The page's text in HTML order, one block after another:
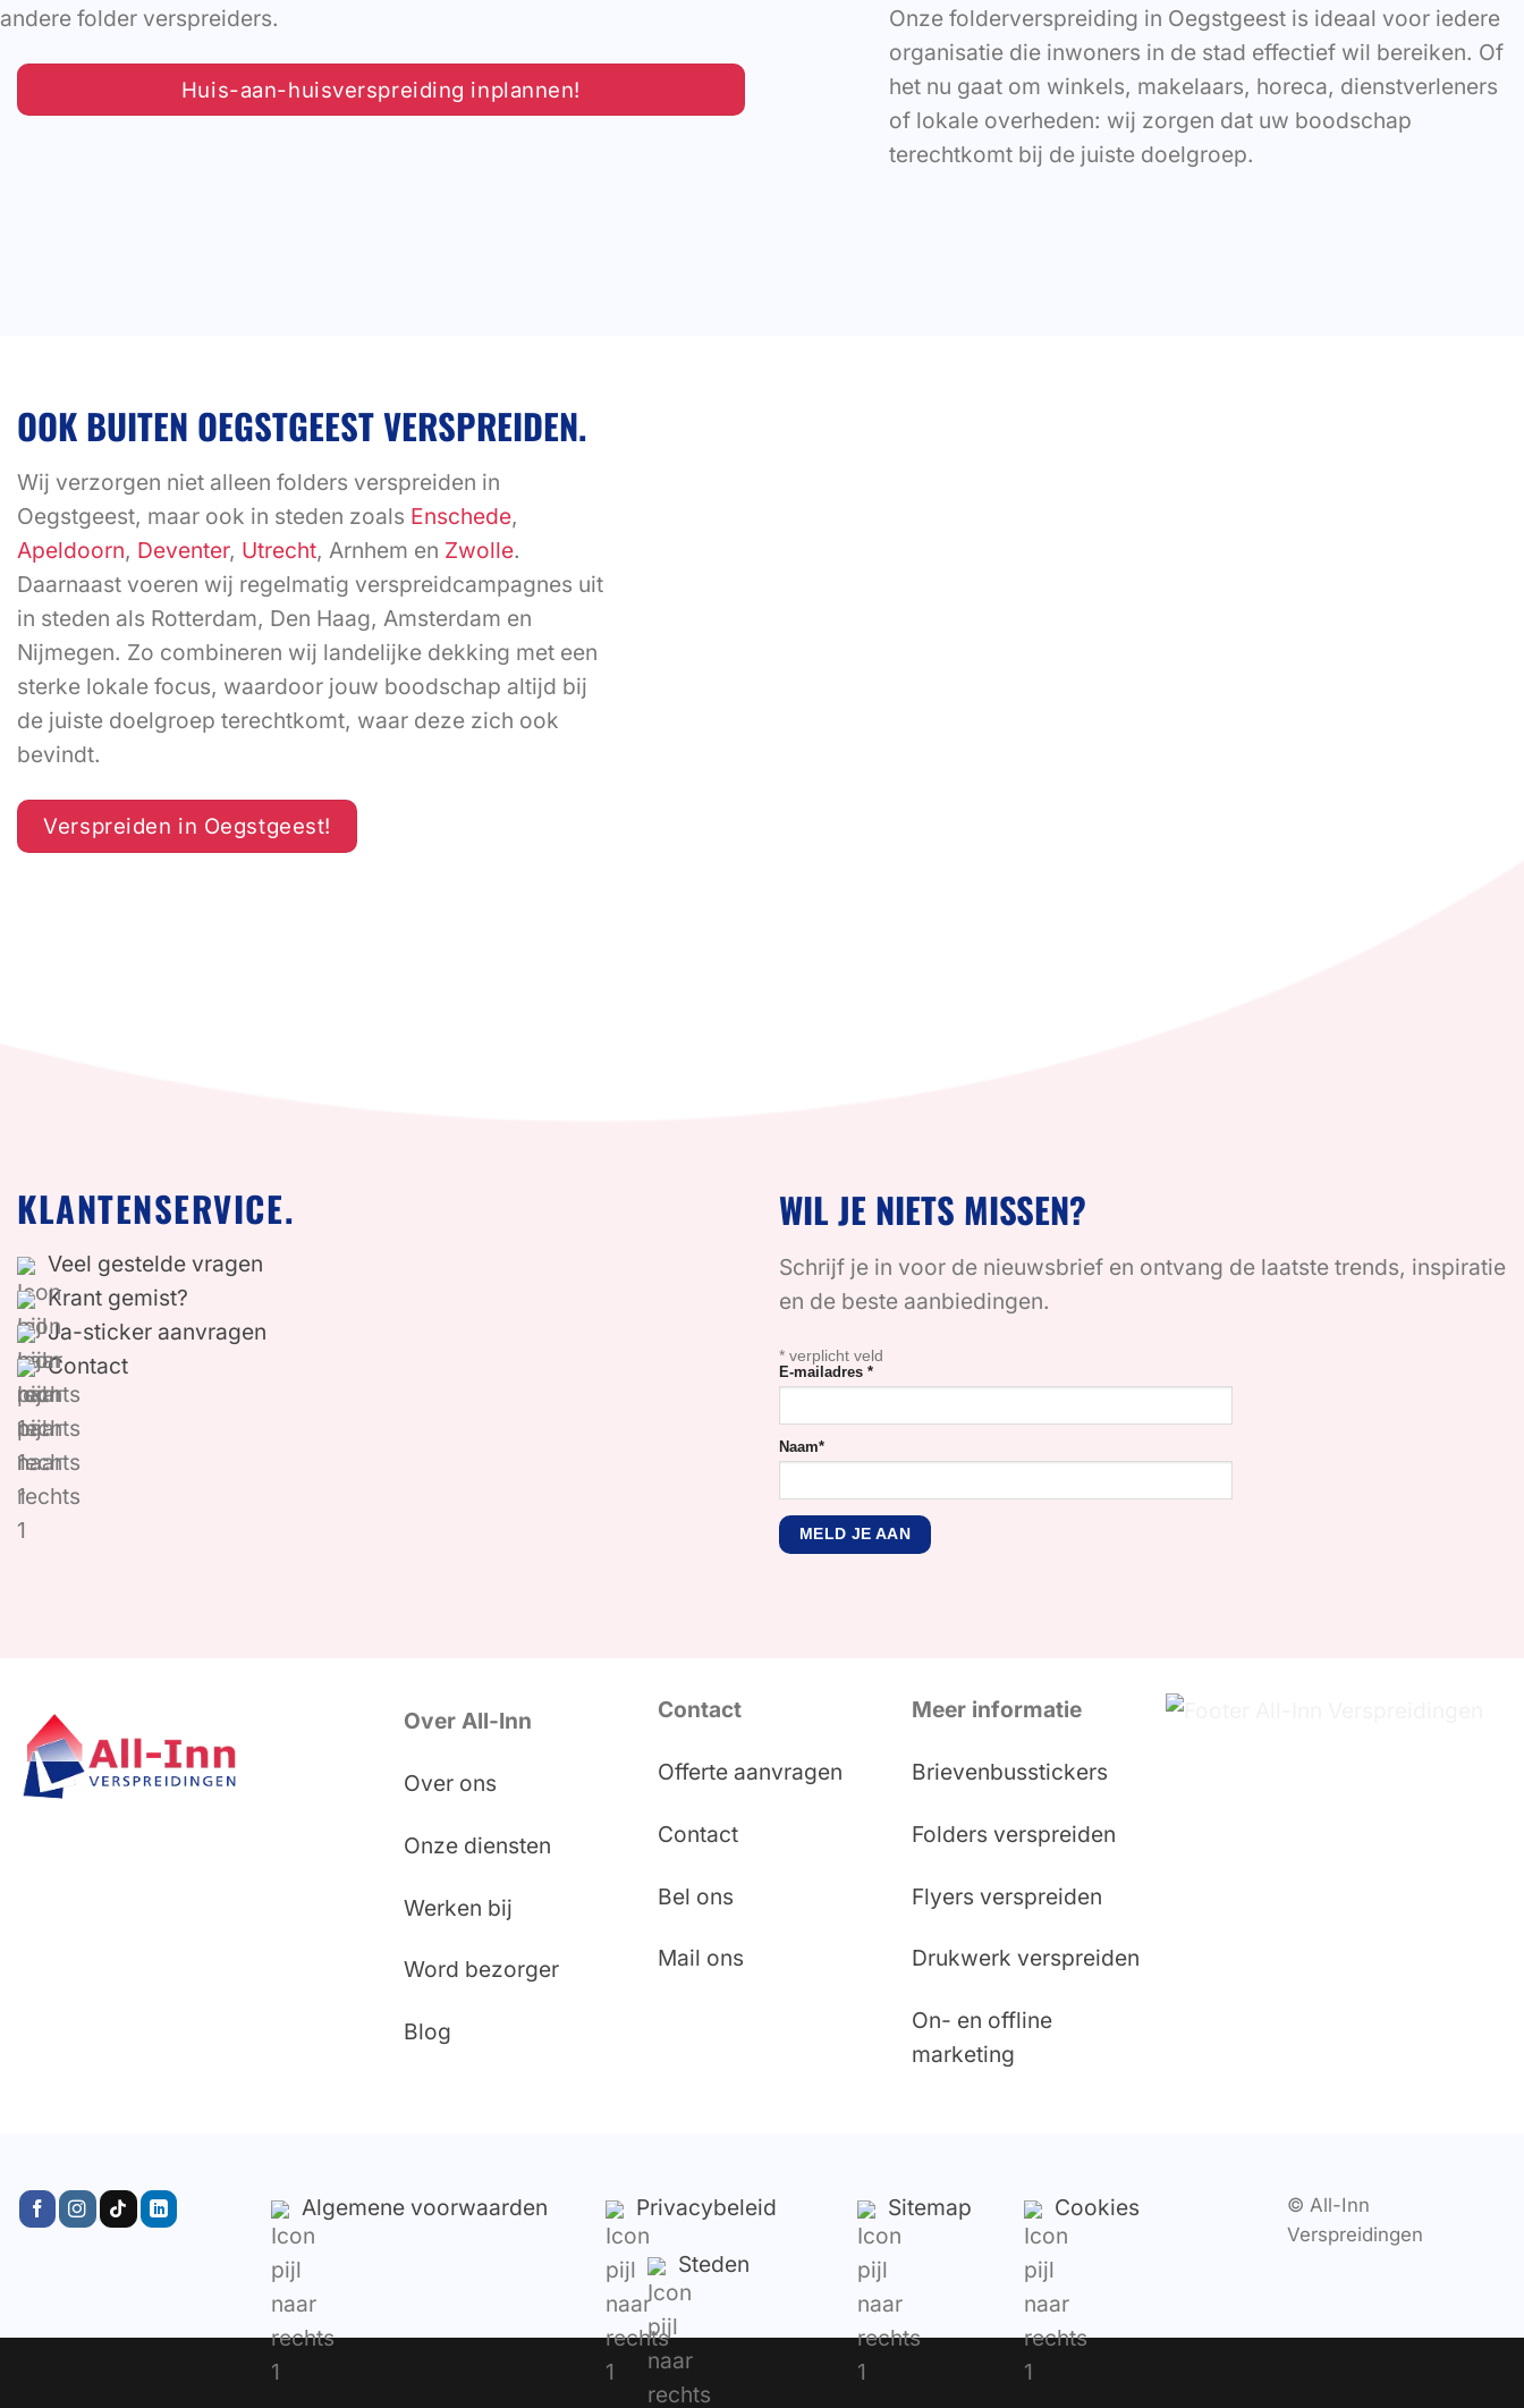
andere folder verspreiders.
Huis-aan-huisverspreiding inplannen!
Onze folderverspreiding in Oegstgeest is ideaal voor iedere
organisatie die inwoners in de stad effectief wil bereiken. Of
het nu gaat om winkels, makelaars, horeca, dienstverleners
of lokale overheden: wij zorgen dat uw boodschap
terechtkomt bij de juiste doelgroep.
OOK BUITEN OEGSTGEEST VERSPREIDEN.
Wij verzorgen niet alleen folders verspreiden in
Oegstgeest, maar ook in steden zoals Enschede,
Apeldoorn, Deventer, Utrecht, Arnhem en Zwolle.
Daarnaast voeren wij regelmatig verspreidcampagnes uit
in steden als Rotterdam, Den Haag, Amsterdam en
Nijmegen. Zo combineren wij landelijke dekking met een
sterke lokale focus, waardoor jouw boodschap altijd bij
de juiste doelgroep terechtkomt, waar deze zich ook
bevindt.
Verspreiden in Oegstgeest!
KLANTENSERVICE.
Veel gestelde vragen
Krant gemist?
Ja-sticker aanvragen
Contact
WIL JE NIETS MISSEN?
Schrijf je in voor de nieuwsbrief en ontvang de laatste trends, inspiratie
en de beste aanbiedingen.
* verplicht veld
E-mailadres *
Naam*
Over All-Inn
Over ons
Onze diensten
Werken bij
Word bezorger
Blog
Contact
Offerte aanvragen
Contact
Bel ons
Mail ons
Meer informatie
Brievenbusstickers
Folders verspreiden
Flyers verspreiden
Drukwerk verspreiden
On- en offline
marketing
Algemene voorwaarden Privacybeleid Sitemap Cookies
Steden
© All-Inn
Verspreidingen